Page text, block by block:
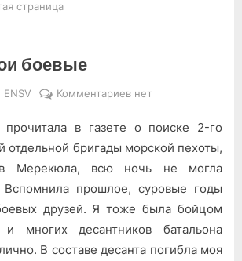
страница
боевые
By
ENSV Комментариевк
Подруги
мои
нет
прочитала в газете о поиске 2-го
отдельной бригады морской пехоты,
в Мерекюла, всю ночь не могла
Вспомнила прошлое, суровые годы
друзей. Я тоже была бойцом
многих десантников батальона
В составе десанта погибла моя